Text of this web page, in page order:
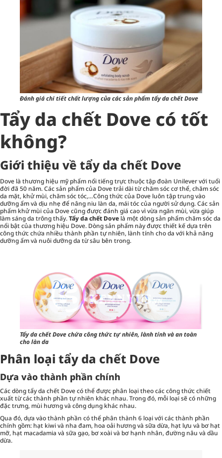
Đánh giá chi tiết chất lượng của các sản phẩm tẩy da chết Dove
Tẩy da chết Dove có tốt
không?
Giới thiệu về tẩy da chết Dove
Dove là thương hiệu mỹ phẩm nổi tiếng trực thuộc tập đoàn Unilever với tuổi
đời đã 50 năm. Các sản phẩm của Dove trải dài từ chăm sóc cơ thể,chăm sóc
da mặt, khử mùi, chăm sóc tóc,…Công thức của Dove luôn tập trung vào
dưỡng ẩm và dịu nhẹ để nâng niu làn da, mái tóc của người sử dụng. Các sản
phẩm khử mùi của Dove cũng được đánh giá cao vì vừa ngăn mùi, vừa giúp
làm sáng da trông thấy.Tẩy da chết Dove là một dòng sản phẩm chăm sóc da
nổi bật của thương hiệu Dove. Dòng sản phẩm này được thiết kế dựa trên
công thức chứa nhiều thành phần tự nhiên, lành tính cho da với khả năng
dưỡng ẩm và nuôi dưỡng da từ sâu bên trong.
Tẩy da chết Dove chứa công thức tự nhiên, lành tính và an toàn
cho làn da
Phân loại tẩy da chết Dove
Dựa vào thành phần chính
Các dòng tẩy da chết Dove có thể được phân loại theo các công thức chiết
xuất từ các thành phần tự nhiên khác nhau. Trong đó, mỗi loại sẽ có những
đặc trưng, mùi hương và công dụng khác nhau.
Qua đó, dựa vào thành phần có thể phân thành 6 loại với các thành phần
chính gồm: hạt kiwi và nha đam, hoa oải hương và sữa dừa, hạt lựu và bơ hạt
mỡ, hạt macadamia và sữa gạo, bơ xoài và bơ hạnh nhân, đường nâu và dầu
dừa.